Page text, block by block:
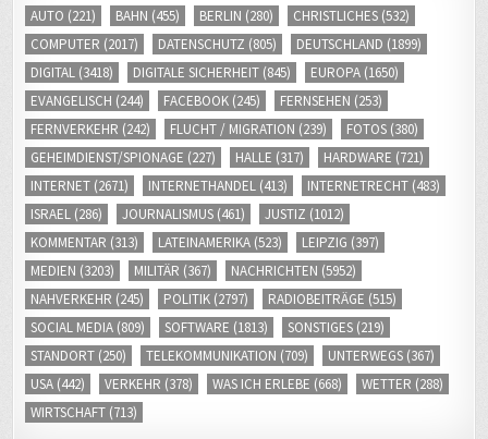
AUTO (221) BAHN (455) BERLIN (280) CHRISTLICHES (532)
COMPUTER (2017) DATENSCHUTZ (805) DEUTSCHLAND (1899)
DIGITAL (3418) DIGITALE SICHERHEIT (845) EUROPA (1650)
EVANGELISCH (244) FACEBOOK (245) FERNSEHEN (253)
FERNVERKEHR (242) FLUCHT / MIGRATION (239) FOTOS (380)
GEHEIMDIENST/SPIONAGE (227) HALLE (317) HARDWARE (721)
INTERNET (2671) INTERNETHANDEL (413) INTERNETRECHT (483)
ISRAEL (286) JOURNALISMUS (461) JUSTIZ (1012)
KOMMENTAR (313) LATEINAMERIKA (523) LEIPZIG (397)
MEDIEN (3203) MILITÄR (367) NACHRICHTEN (5952)
NAHVERKEHR (245) POLITIK (2797) RADIOBEITRÄGE (515)
SOCIAL MEDIA (809) SOFTWARE (1813) SONSTIGES (219)
STANDORT (250) TELEKOMMUNIKATION (709) UNTERWEGS (367)
USA (442) VERKEHR (378) WAS ICH ERLEBE (668) WETTER (288)
WIRTSCHAFT (713)